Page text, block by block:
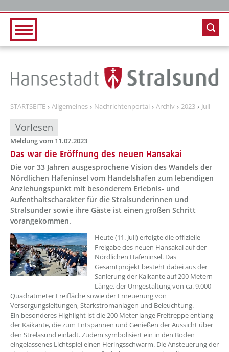
STARTSEITE Allgemeines Nachrichtenportal Archiv 2023 Juli
Vorlesen
Meldung vom 11.07.2023
Das war die Eröffnung des neuen Hansakai
Die vor 33 Jahren ausgesprochene Vision des Wandels der
Nördlichen Hafeninsel vom Handelshafen zum lebendigen
Anziehungspunkt mit besonderem Erlebnis- und
Aufenthaltscharakter für die Stralsunderinnen und
Stralsunder sowie ihre Gäste ist einen großen Schritt
vorangekommen.
??? absaetzeOben[1]/titel ???
Heute (11. Juli) erfolgte die offizielle
Freigabe des neuen Hansakai auf der
Nördlichen Hafeninsel. Das
Gesamtprojekt besteht dabei aus der
Sanierung der Kaikante auf 200 Metern
Länge, der Umgestaltung von ca. 9.000
Quadratmeter Freifläche sowie der Erneuerung von
Versorgungsleitungen, Starkstromanlagen und Beleuchtung.
Ein besonderes Highlight ist die 200 Meter lange Freitreppe entlang
der Kaikante, die zum Entspannen und Genießen der Aussicht über
den Strelasund einlädt. Zudem symbolisiert ein in den Boden
eingelassenes Lichtspiel einen Heringsschwarm. Die Ansteuerung der